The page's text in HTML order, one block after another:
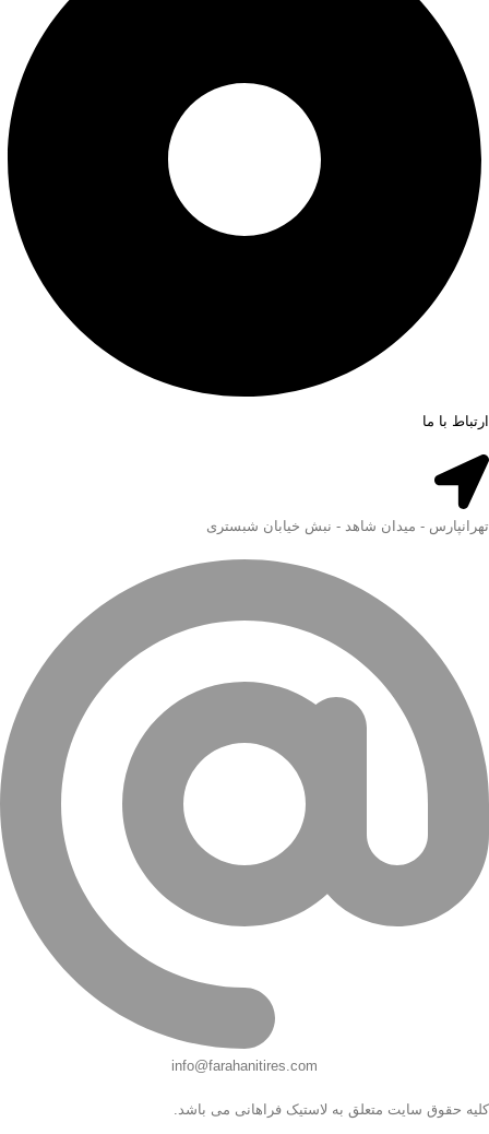
ارتباط با ما
تهرانپارس - میدان شاهد - نبش خیابان شبستری
info@farahanitires.com
کلیه حقوق سایت متعلق به لاستیک فراهانی می باشد.